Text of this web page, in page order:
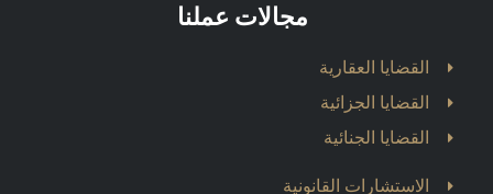
مجالات عملنا
القضايا العقارية
القضايا الجزائية
القضايا الجنائية
الاستشارات القانونية